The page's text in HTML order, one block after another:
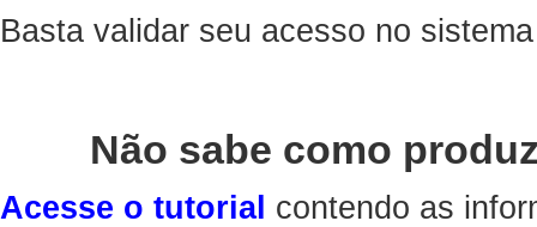
Basta validar seu acesso no
Não sabe como
Acesse o tutorial contendo as